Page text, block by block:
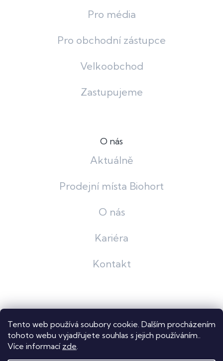
Tento web používá soubory cookie. Dalším procházením
tohoto webu vyjadřujete souhlas s jejich používáním..
Více informací zde.
Pro média
Pro obchodní zástupce
Velkoobchod
Zastupujeme
O nás
Aktuálně
Prodejní místa Biohort
O nás
Kariéra
Kontakt
Shoptet
Copyright 2026Dastech s.r.o.. Všechna práva vyhrazena.